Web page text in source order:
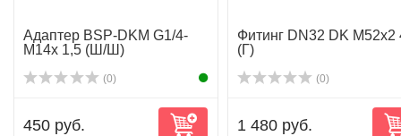
Адаптер BSP-DKМ G1/4-
М14х 1,5 (Ш/Ш)
(0)
450 руб.
Фитинг DN32 DK M52x2
(Г)
(0)
1 480 руб.